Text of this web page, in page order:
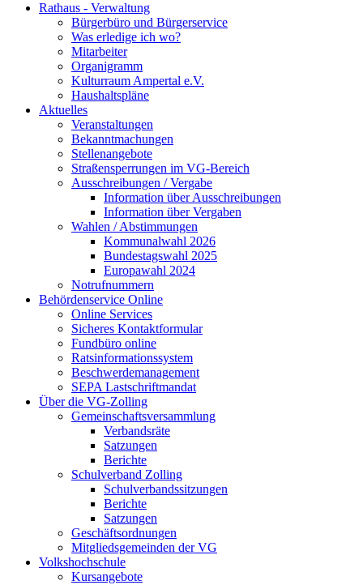
Rathaus - Verwaltung
Bürgerbüro und Bürgerservice
Was erledige ich wo?
Mitarbeiter
Organigramm
Kulturraum Ampertal e.V.
Haushaltspläne
Aktuelles
Veranstaltungen
Bekanntmachungen
Stellenangebote
Straßensperrungen im VG-Bereich
Ausschreibungen / Vergabe
Information über Ausschreibungen
Information über Vergaben
Wahlen / Abstimmungen
Kommunalwahl 2026
Bundestagswahl 2025
Europawahl 2024
Notrufnummern
Behördenservice Online
Online Services
Sicheres Kontaktformular
Fundbüro online
Ratsinformationssystem
Beschwerdemanagement
SEPA Lastschriftmandat
Über die VG-Zolling
Gemeinschaftsversammlung
Verbandsräte
Satzungen
Berichte
Schulverband Zolling
Schulverbandssitzungen
Berichte
Satzungen
Geschäftsordnungen
Mitgliedsgemeinden der VG
Volkshochschule
Kursangebote